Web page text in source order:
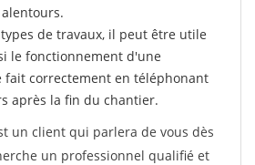
de travaux, il peut être utile
le fonctionnement d'une
fait correctement en téléphonant
après la fin du chantier.
un client qui parlera de vous dès
un professionnel qualifié et